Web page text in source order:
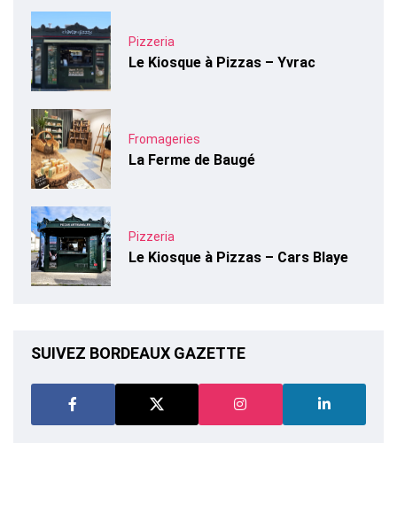
Pizzeria
Le Kiosque à Pizzas – Yvrac
Fromageries
La Ferme de Baugé
Pizzeria
Le Kiosque à Pizzas – Cars Blaye
SUIVEZ BORDEAUX GAZETTE